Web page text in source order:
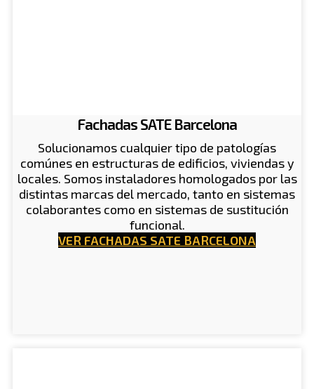
Fachadas SATE Barcelona
Solucionamos cualquier tipo de patologías
comúnes en estructuras de edificios, viviendas y
locales. Somos instaladores homologados por las
distintas marcas del mercado, tanto en sistemas
colaborantes como en sistemas de sustitución
funcional.
VER FACHADAS SATE BARCELONA